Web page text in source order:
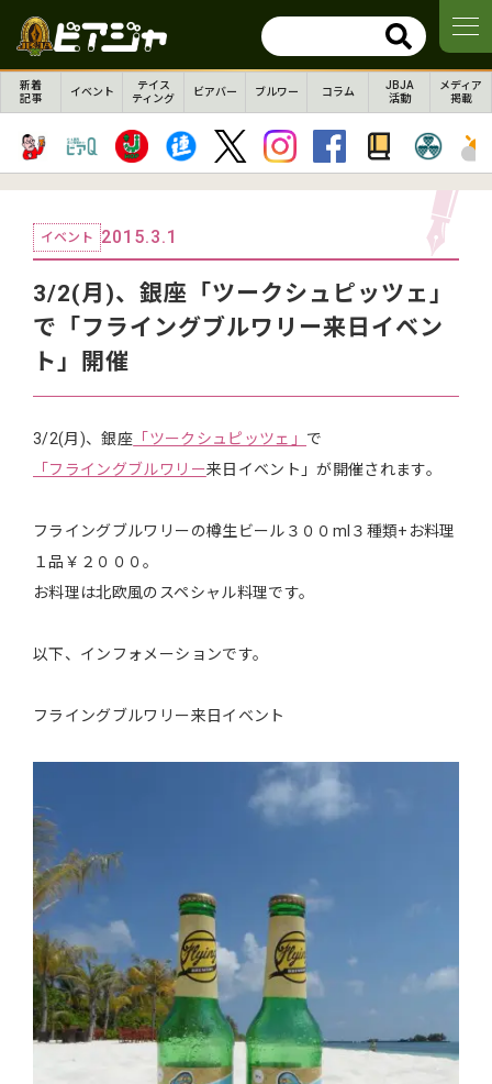
新着
記事
イベント
テイス
ティング
ビアバー ブルワー コラム
JBJA
活動
メディア
掲載
イベント 2015.3.1
3/2(月)、銀座「ツークシュピッツェ」
で「フライングブルワリー来日イベン
ト」開催
3/2(月)、銀座 「ツークシュピッツェ」 で
「フライングブルワリー来日イベント」が開催されます。
フライングブルワリーの樽生ビール３００ml３種類+お料理
１品￥２０００。
お料理は北欧風のスペシャル料理です。
以下、インフォメーションです。
フライングブルワリー来日イベント